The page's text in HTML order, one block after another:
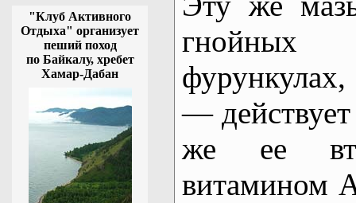
"Клуб Активного
Отдыха" организует
пеший поход
по Байкалу, хребет
Хамар-Дабан
гнойных
—
же ее
витамином